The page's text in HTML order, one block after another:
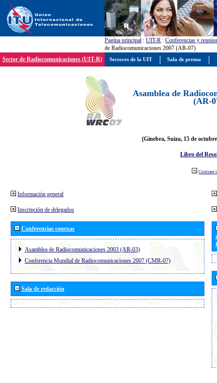
Pagína principal : UIT-R : Conferencias y
de Radiocomunicaciones 2007 (AR-07)
Sector de Radiocomunicaciones (UIT-R)
Asamblea de
(AR-
(Ginebra, Suiza, 15 de
Libro del
Contraer
Información general
Inscripción de delegados
Conferencias conexas
Asamblea de Radiocomunicaciones 2003 (AR-03)
Conferencia Mundial de Radiocomunicaciones 2007 (CMR-07)
Sala de redacción
Sectores de la UIT Sala de prensa